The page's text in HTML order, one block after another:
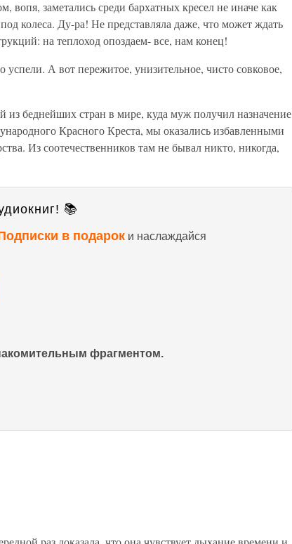
вопя, заметались среди бархатных кресел не иначе как
колеса. Ду-ра! Не представляла даже, что может ждать
на теплоход опоздаем- все, нам конец!
А вот пережитое, унизительное, чисто совковое,
из беднейших стран в мире, куда муж получил назначение
Красного Креста, мы оказались избавленными
Из соотечественников там не бывал никто, никогда,
📚
в подарок и наслаждайся
фрагментом.